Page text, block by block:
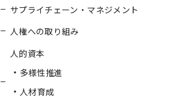
サプライチェーン・ マネジメント
人権への取り組み
人的資本
多様性推進
人材育成